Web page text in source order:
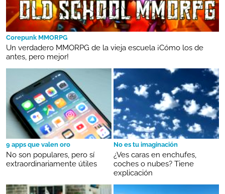
Corepunk MMORPG
Un verdadero MMORPG de la vieja escuela ¡Cómo los de
antes, pero mejor!
9 apps que valen oro
No son populares, pero sí
extraordinariamente útiles
No es tu imaginación
¿Ves caras en enchufes,
coches o nubes? Tiene
explicación